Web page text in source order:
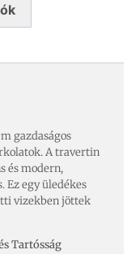
gazdaságos
A travertin
és modern,
Ez egy üledékes
vizekben jöttek
Tartósság